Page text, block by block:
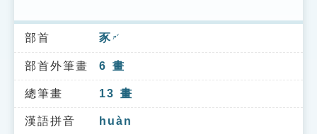
索引選單
知識索引
單字索引
生命大百科索引
部首 豕 ㄕˇ
部首外筆畫 6 畫
總筆畫 13 畫
漢語拼音 huàn